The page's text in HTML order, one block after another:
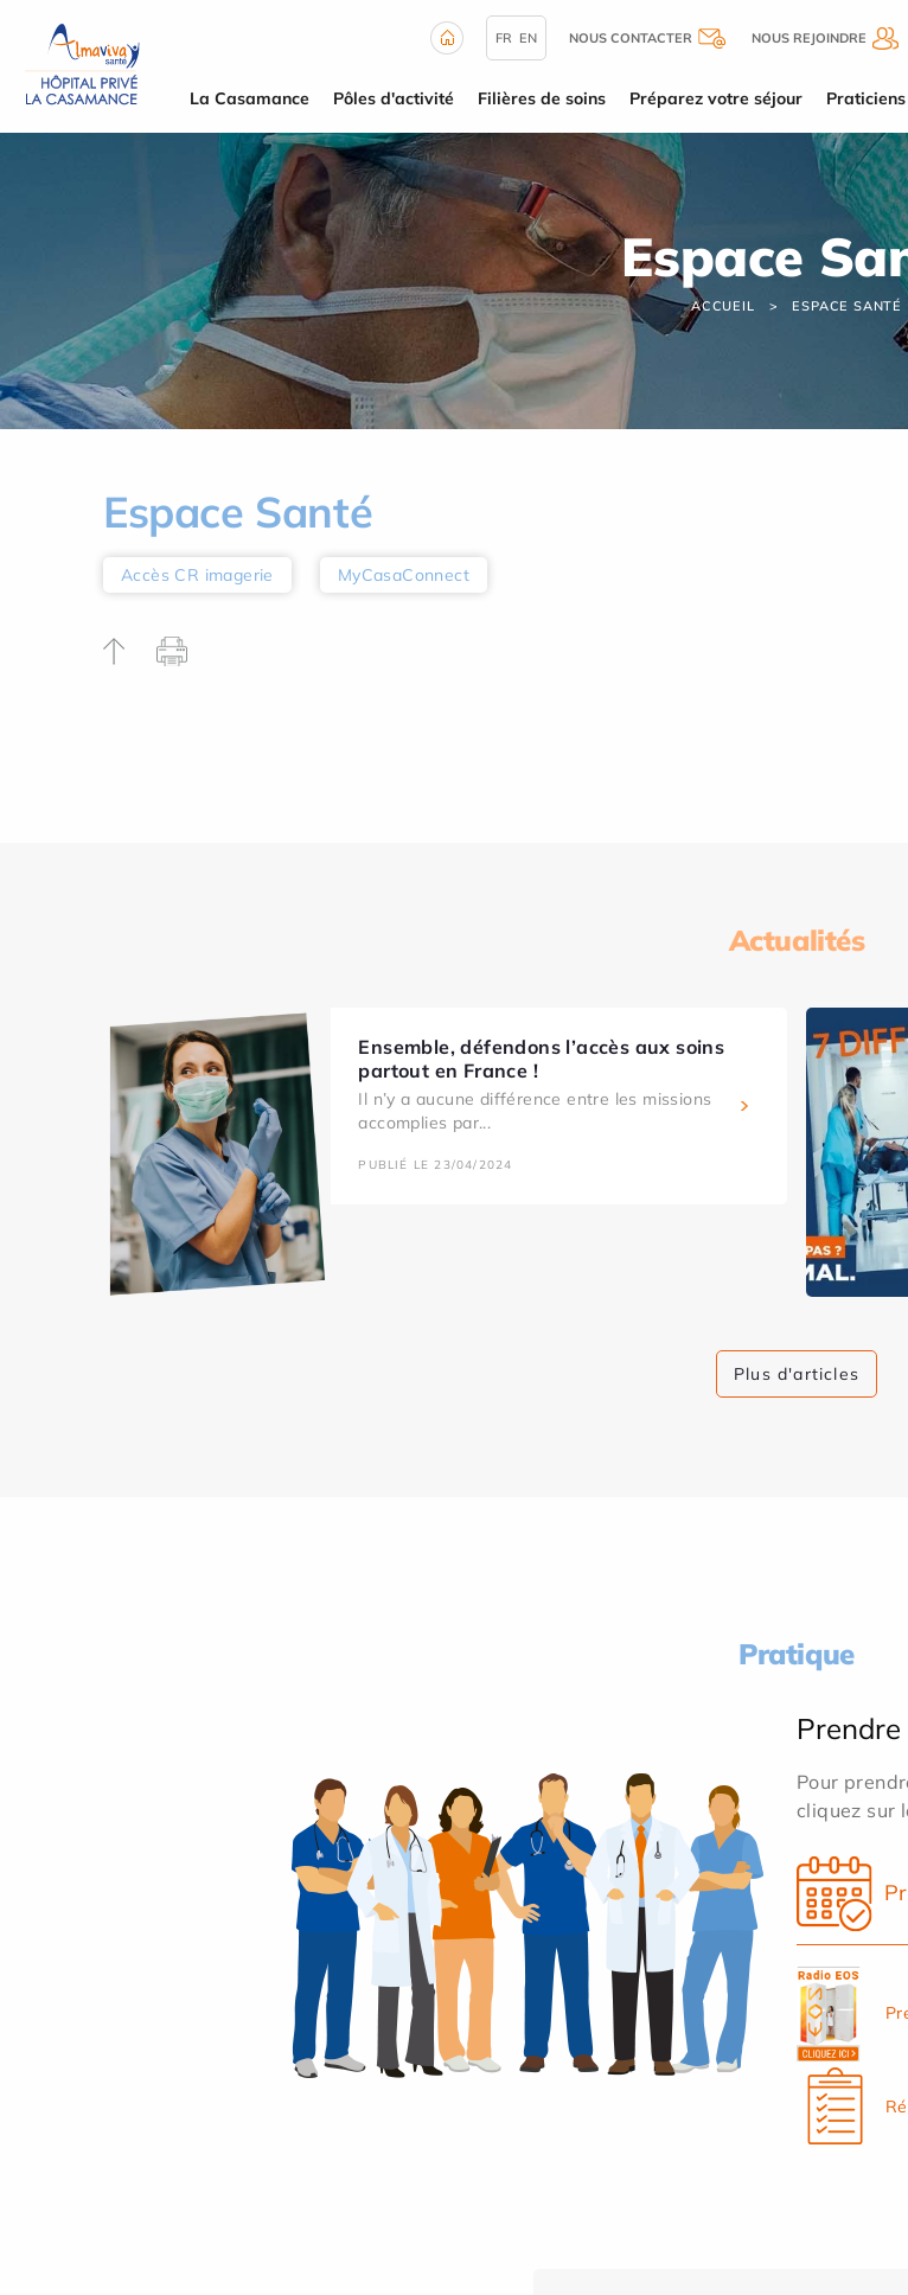
FR EN NOUS CONTACTER NOUS REJOINDRE
La Casamance Pôles d'activité Filières de soins Préparez votre séjour
Espace
ACCUEIL ESPACE SANTÉ
Espace Santé
Accès CR imagerie MyCasaConnect
Actualités
Ensemble, défendons l’accès aux soins
partout en France !
Il n’y a aucune différence entre les missions
accomplies par...
PUBLIÉ LE 23/04/2024
Plus d'articles
Pratique
Pour
cliquez sur